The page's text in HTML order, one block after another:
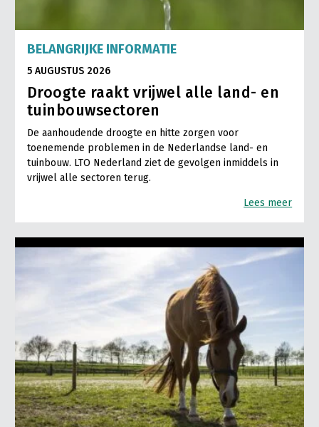
BELANGRIJKE INFORMATIE
5 AUGUSTUS 2026
Droogte raakt vrijwel alle land- en
tuinbouwsectoren
De aanhoudende droogte en hitte zorgen voor
toenemende problemen in de Nederlandse land- en
tuinbouw. LTO Nederland ziet de gevolgen inmiddels in
vrijwel alle sectoren terug.
Lees meer